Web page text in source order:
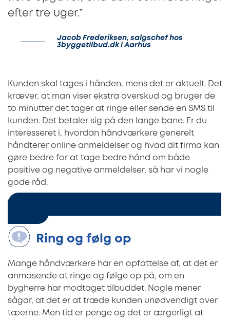
efter tre uger.”
Jacob Frederiksen, salgschef hos
3byggetilbud.dk i Aarhus
Kunden skal tages i hånden, mens det er aktuelt. Det
kræver, at man viser ekstra overskud og bruger de
to minutter det tager at ringe eller sende en SMS til
kunden. Det betaler sig på den lange bane. Er du
interesseret i, hvordan håndværkere generelt
håndterer online anmeldelser og hvad dit firma kan
gøre bedre for at tage bedre hånd om både
positive og negative anmeldelser, så har vi nogle
gode råd.
Ring og følg op
Mange håndværkere har en opfattelse af, at det er
anmasende at ringe og følge op på, om en
bygherre har modtaget tilbuddet. Nogle mener
sågar, at det er at træde kunden unødvendigt over
tæerne. Men tid er penge og det er ærgerligt at